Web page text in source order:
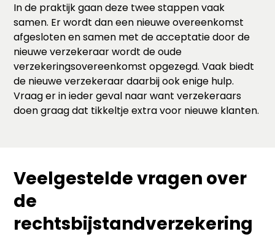
In de praktijk gaan deze twee stappen vaak
samen. Er wordt dan een nieuwe overeenkomst
afgesloten en samen met de acceptatie door de
nieuwe verzekeraar wordt de oude
verzekeringsovereenkomst opgezegd. Vaak biedt
de nieuwe verzekeraar daarbij ook enige hulp.
Vraag er in ieder geval naar want verzekeraars
doen graag dat tikkeltje extra voor nieuwe klanten.
Veelgestelde vragen over
de
rechtsbijstandverzekering